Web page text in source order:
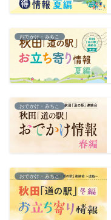
おでかけ・みちこ
おでかけ・みちこ
おでかけ・みちこ